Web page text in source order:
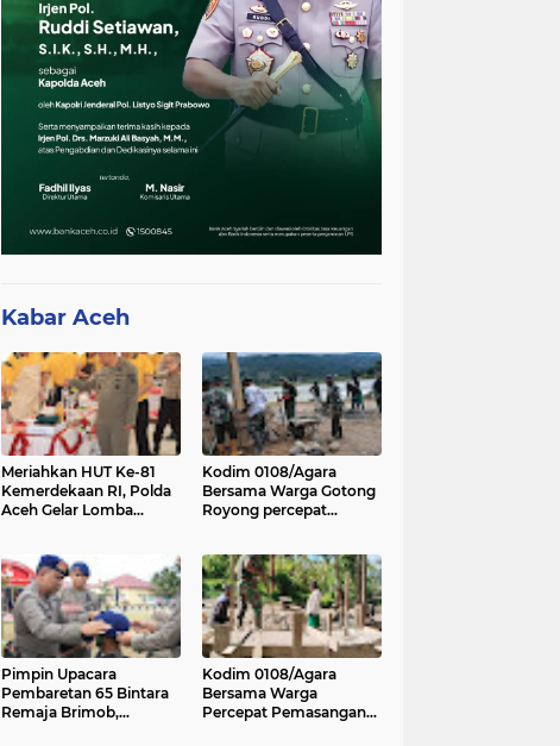
Kabar Aceh
Meriahkan HUT Ke-81
Kemerdekaan RI, Polda
Aceh Gelar Lomba
Kodim 0108/Agara
Bersama Warga Gotong
Royong percepat
Desa Gulo Aceh
Tenggara
Pimpin Upacara
Pembaretan 65 Bintara
Remaja Brimob,
Kodim 0108/Agara
Bersama Warga
Percepat Pemasangan